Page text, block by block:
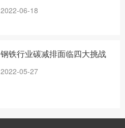
2022-06-18
钢铁行业碳减排面临四大挑战
2022-05-27